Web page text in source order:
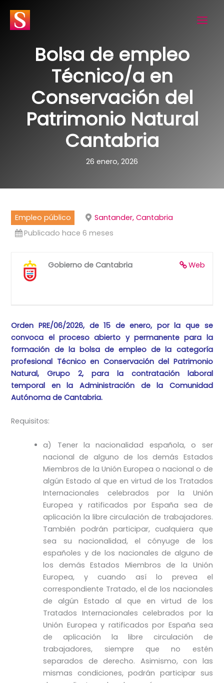
contenido
Bolsa de empleo
Técnico/a en
Conservación del
Patrimonio Natural
Cantabria
26 enero, 2026
Empleo público
Santander, Cantabria
Publicado hace 6 meses
Web
Gobierno de Cantabria
Orden PRE/06/2026, de 15 de enero, por la que se
convoca el proceso abierto y permanente para la
formación de la bolsa de empleo de la categoría
profesional Técnico en Conservación del Patrimonio
Natural, Grupo 2, para la contratación laboral
temporal en la Administración de la Comunidad
Autónoma de Cantabria.
Requisitos:
a) Tener la nacionalidad española, o ser
nacional de alguno de los demás Estados
Miembros de la Unión Europea o nacional o de
algún Estado al que en virtud de los Tratados
Internacionales celebrados por la Unión
Europea y ratificados por España sea de
aplicación la libre circulación de trabajadores.
También podrán participar, cualquiera que
sea su nacionalidad, el cónyuge de los
españoles y de los nacionales de alguno de
los demás Estados Miembros de la Unión
Europea, y cuando así lo prevea el
correspondiente Tratado, el de los nacionales
de algún Estado al que en virtud de los
Tratados Internacionales celebrados por la
Unión Europea y ratificados por España sea
de aplicación la libre circulación de
trabajadores, siempre que no estén
separados de derecho. Asimismo, con las
mismas condiciones, podrán participar sus